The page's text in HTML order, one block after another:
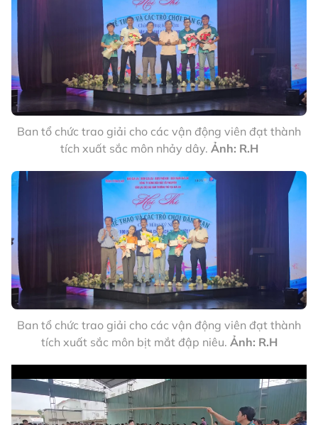
Ban tổ chức trao giải cho các vận động viên đạt thành
tích xuất sắc môn nhảy dây. Ảnh: R.H
Ban tổ chức trao giải cho các vận động viên đạt thành
tích xuất sắc môn bịt mắt đập niêu. Ảnh: R.H